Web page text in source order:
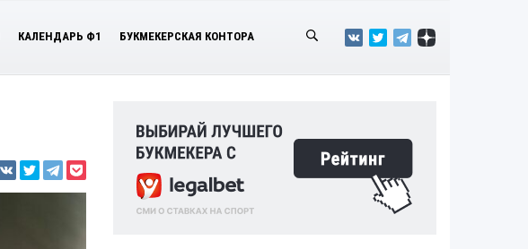
КАЛЕНДАРЬ Ф1 БУКМЕКЕРСКАЯ КОНТОРА